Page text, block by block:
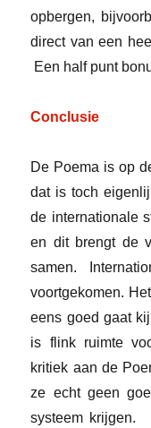
opbergen,
direct van een
Een half punt
Conclusie
De Poema is op
dat is toch
de internationale
en dit brengt de
samen.
voortgekomen.
eens goed gaat
is flink ruimte
kritiek aan de
ze echt geen
systeem krijgen.